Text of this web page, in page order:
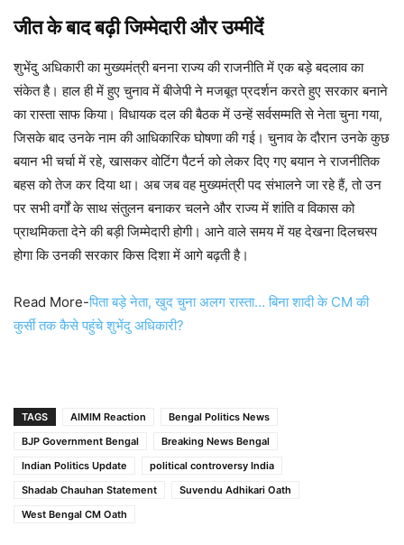
जीत के बाद बढ़ी जिम्मेदारी और उम्मीदें
शुभेंदु अधिकारी का मुख्यमंत्री बनना राज्य की राजनीति में एक बड़े बदलाव का
संकेत है। हाल ही में हुए चुनाव में बीजेपी ने मजबूत प्रदर्शन करते हुए सरकार बनाने
का रास्ता साफ किया। विधायक दल की बैठक में उन्हें सर्वसम्मति से नेता चुना गया,
जिसके बाद उनके नाम की आधिकारिक घोषणा की गई। चुनाव के दौरान उनके कुछ
बयान भी चर्चा में रहे, खासकर वोटिंग पैटर्न को लेकर दिए गए बयान ने राजनीतिक
बहस को तेज कर दिया था। अब जब वह मुख्यमंत्री पद संभालने जा रहे हैं, तो उन
पर सभी वर्गों के साथ संतुलन बनाकर चलने और राज्य में शांति व विकास को
प्राथमिकता देने की बड़ी जिम्मेदारी होगी। आने वाले समय में यह देखना दिलचस्प
होगा कि उनकी सरकार किस दिशा में आगे बढ़ती है।
Read More-पिता बड़े नेता, खुद चुना अलग रास्ता… बिना शादी के CM की
कुर्सी तक कैसे पहुंचे शुभेंदु अधिकारी?
TAGS AIMIM Reaction
Bengal Politics News
BJP Government Bengal
Breaking News Bengal
Indian Politics Update
political controversy India
Shadab Chauhan Statement
Suvendu Adhikari Oath
West Bengal CM Oath